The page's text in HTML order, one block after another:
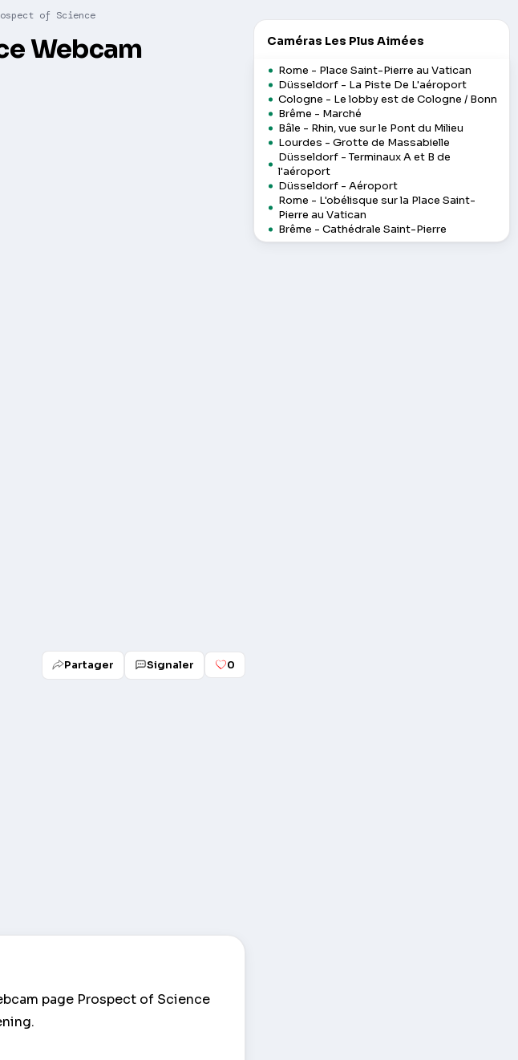
of Science
Webcam
Partager Signaler 0
page Prospect of Science
Caméras Les Plus Aimées
Rome - Place Saint-Pierre au Vatican
Düsseldorf - La Piste De L'aéroport
Cologne - Le lobby est de Cologne / Bonn
Brême - Marché
Bâle - Rhin, vue sur le Pont du Milieu
Lourdes - Grotte de Massabielle
Düsseldorf - Terminaux A et B de
l'aéroport
Düsseldorf - Aéroport
Rome - L'obélisque sur la Place Saint-
Pierre au Vatican
Brême - Cathédrale Saint-Pierre